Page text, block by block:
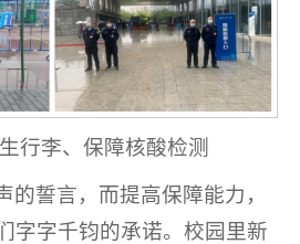
行李、保障核酸检测
的誓言，而提高保障能力，
字字千钧的承诺。校园里新